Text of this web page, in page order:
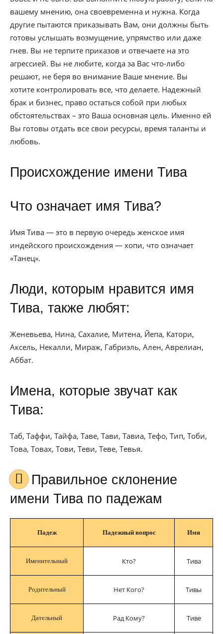
вашему мнению, она своевременна и нужна. Когда
другие пытаются приказывать Вам, они должны быть
готовы услышать возмущение, упрямство или даже
гнев. Вы не терпите приказов и отвечаете на это
агрессией. Вы не любите, когда за Вас что-либо
решают, не беря во внимание Ваше мнение. Вы
хотите контролировать все, что делаете. Надежный
брак и бизнес, право остаться собой при любых
обстоятельствах – это Ваша основная цель. Именно ей
Вы готовы отдать все свои ресурсы, время таланты и
любовь.
Происхождение имени Тива
Что означает имя Тива?
Имя Тива — это в первую очередь женское имя
индейского происхождения — хопи, что означает
«Танец».
Люди, которым нравится имя
Тива, также любят:
Женевьева, Нина, Сахалие, Митена, Йепа, Катори,
Аксель, Некалли, Мираж, Габриэль, Ален, Аврелиан,
Аббат.
Имена, которые звучат как
Тива:
Таб, Таффи, Тайфа, Таве, Тави, Тавиа, Тефо, Тип, Тоби,
Това, Товах, Тови, Теви, Теве, Тевья.
Правильное склонение
имени Тива по падежам
Падеж Падежный вопрос Имя
Именительный Кто? Тива
Родительный Нет Кого? Тивы
Дательный Рад Кому? Тиве